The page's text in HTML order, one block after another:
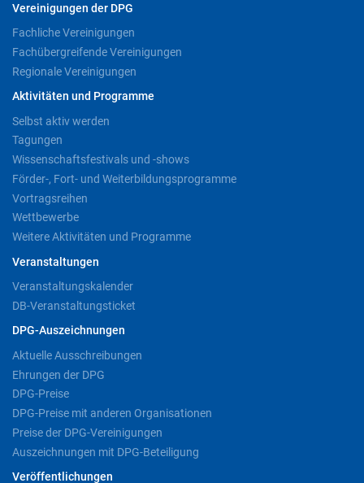
Vereinigungen der DPG
Fachliche Vereinigungen
Fachübergreifende Vereinigungen
Regionale Vereinigungen
Aktivitäten und Programme
Selbst aktiv werden
Tagungen
Wissenschaftsfestivals und -shows
Förder-, Fort- und Weiterbildungsprogramme
Vortragsreihen
Wettbewerbe
Weitere Aktivitäten und Programme
Veranstaltungen
Veranstaltungskalender
DB-Veranstaltungsticket
DPG-Auszeichnungen
Aktuelle Ausschreibungen
Ehrungen der DPG
DPG-Preise
DPG-Preise mit anderen Organisationen
Preise der DPG-Vereinigungen
Auszeichnungen mit DPG-Beteiligung
Veröffentlichungen